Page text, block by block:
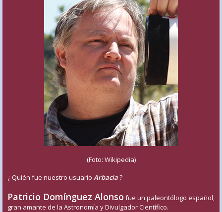
(Foto: Wikipedia)
¿ Quién fue nuestro usuario Arbacia?
Patricio Domínguez Alonso fue un paleontólogo español,
gran amante de la Astronomía y Divulgador Científico.